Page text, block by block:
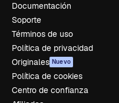
Documentación
Soporte
Términos de uso
Política de privacidad
Originales Nuevo
Política de cookies
Centro de confianza